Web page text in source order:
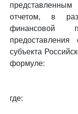
отчетом, в
финансовой
субъекта
формуле:
где: